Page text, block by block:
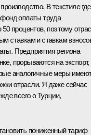
В текстиле
фонд оплаты труда
процентов, поэтому
ставкам и ставкам
Предприятия региона
прорываются на экспорт,
аналогичные меры
отрасли. Я даже сейчас
всего о Турции,
пониженный тариф